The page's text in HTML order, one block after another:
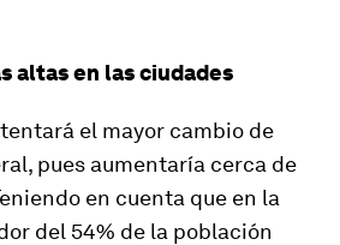
altas en las ciudades
el mayor cambio de
pues aumentaría cerca de
en cuenta que en la
del 54% de la población